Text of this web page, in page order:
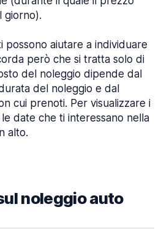
giorno).
possono aiutare a individuare
però che si tratta solo di
del noleggio dipende dal
del noleggio e dal
cui prenoti. Per visualizzare i
date che ti interessano nella
alto.
noleggio auto